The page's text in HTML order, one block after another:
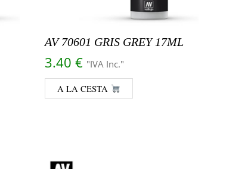
AV 70601 GRIS GREY 17ML
3.40 € "IVA Inc."
A LA CESTA